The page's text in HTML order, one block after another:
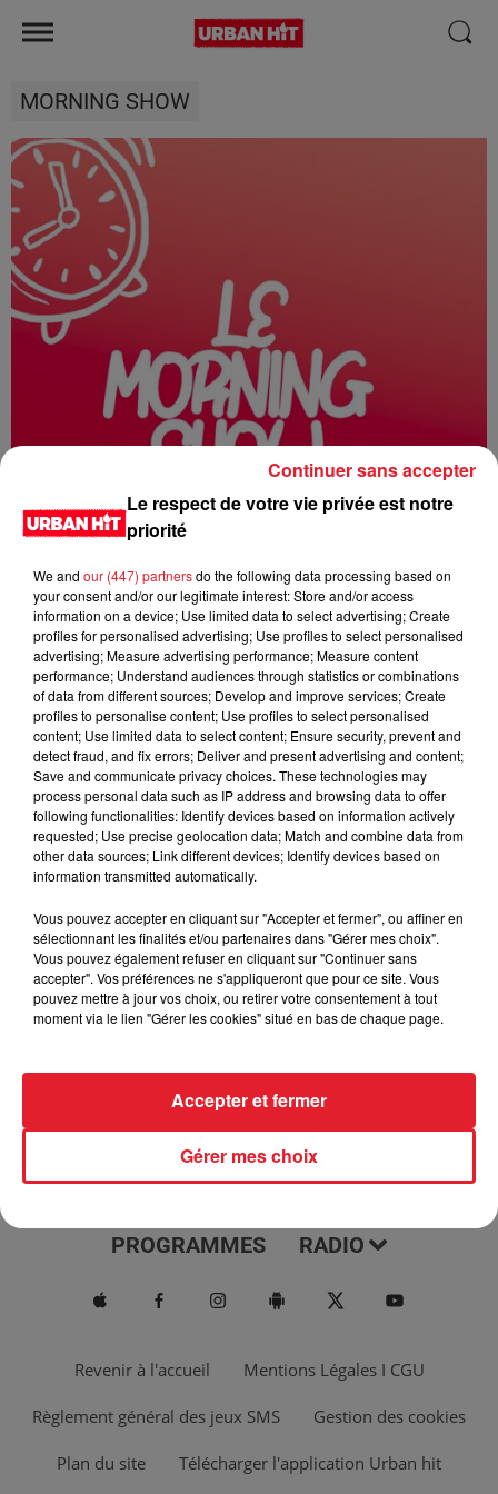
MORNING SHOW
0:00 1 min 45 sec
16 septembre 2025 - 1 min 45 sec
MORNING SHOW 09H33 du 16.09.2025
Le Morning Show
ACTUS MUSIQUES
PROGRAMMES RADIO
Revenir à l'accueil Mentions Légales I CGU
Règlement général des jeux SMS Gestion des cookies
Plan du site Télécharger l'application Urban hit
Le respect de votre vie privée est notre
priorité
We and our (447) partnersdo the following data processing based on
your consent and/or our legitimate interest: Store and/or access
information on a device; Use limited data to select advertising; Create
profiles for personalised advertising; Use profiles to select personalised
advertising; Measure advertising performance; Measure content
performance; Understand audiences through statistics or combinations
of data from different sources; Develop and improve services; Create
profiles to personalise content; Use profiles to select personalised
content; Use limited data to select content; Ensure security, prevent and
detect fraud, and fix errors; Deliver and present advertising and content;
Save and communicate privacy choices. These technologies may
process personal data such as IP address and browsing data to offer
following functionalities: Identify devices based on information actively
requested; Use precise geolocation data; Match and combine data from
other data sources; Link different devices; Identify devices based on
information transmitted automatically.
Vous pouvez accepter en cliquant sur "Accepter et fermer", ou affiner en
sélectionnant les finalités et/ou partenaires dans "Gérer mes choix".
Vous pouvez également refuser en cliquant sur "Continuer sans
accepter". Vos préférences ne s'appliqueront que pour ce site. Vous
pouvez mettre à jour vos choix, ou retirer votre consentement à tout
moment via le lien "Gérer les cookies" situé en bas de chaque page.
Gérer mes choix
Accepter et fermer
Continuer sans accepter